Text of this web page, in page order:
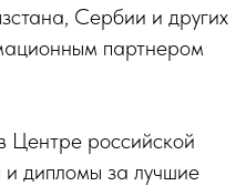
Сербии и других
партнером
Центре российской
дипломы за лучшие